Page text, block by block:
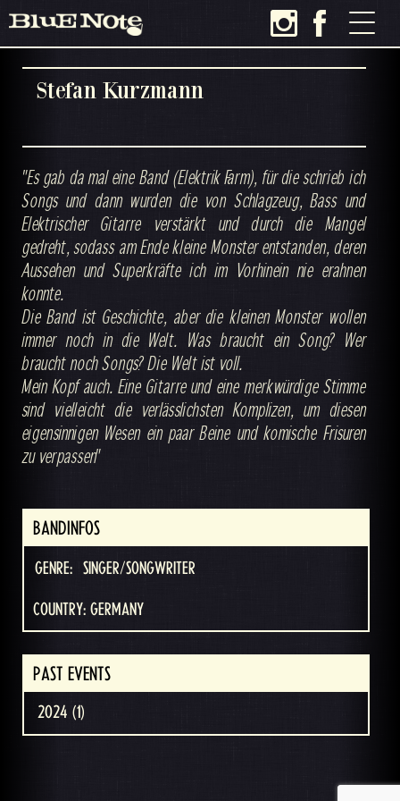
Stefan Kurzmann
"Es gab da mal eine Band (Elektrik Farm), für die schrieb ich
Songs und dann wurden die von Schlagzeug, Bass und
Elektrischer Gitarre verstärkt und durch die Mangel
gedreht, sodass am Ende kleine Monster entstanden, deren
Aussehen und Superkräfte ich im Vorhinein nie erahnen
konnte.
Die Band ist Geschichte, aber die kleinen Monster wollen
immer noch in die Welt. Was braucht ein Song? Wer
braucht noch Songs? Die Welt ist voll.
Mein Kopf auch. Eine Gitarre und eine merkwürdige Stimme
sind vielleicht die verlässlichsten Komplizen, um diesen
eigensinnigen Wesen ein paar Beine und komische Frisuren
zu verpassen"
BANDINFOS
GENRE: SINGER/SONGWRITER
COUNTRY: GERMANY
PAST EVENTS
2024 (1)